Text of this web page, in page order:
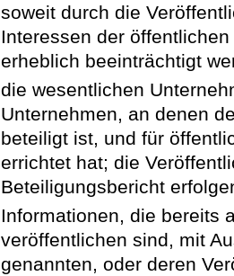
soweit durch die
Interessen der
erheblich beeinträchtigt
die wesentlichen
Unternehmen, an denen
beteiligt ist, und für
errichtet hat; die
Beteiligungsbericht
Informationen, die bereits
veröffentlichen sind, mit
genannten, oder deren